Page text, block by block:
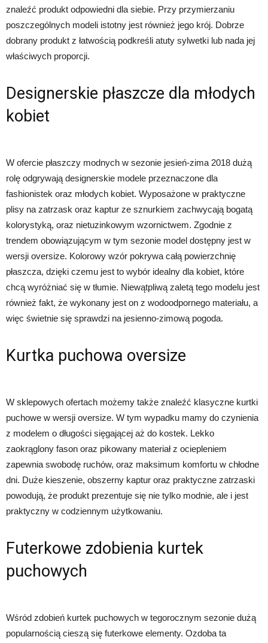
znaleźć produkt odpowiedni dla siebie. Przy przymierzaniu
poszczególnych modeli istotny jest również jego krój. Dobrze
dobrany produkt z łatwością podkreśli atuty sylwetki lub nada jej
właściwych proporcji.
Designerskie płaszcze dla młodych
kobiet
W ofercie płaszczy modnych w sezonie jesień-zima 2018 dużą
rolę odgrywają designerskie modele przeznaczone dla
fashionistek oraz młodych kobiet. Wyposażone w praktyczne
plisy na zatrzask oraz kaptur ze sznurkiem zachwycają bogatą
kolorystyką, oraz nietuzinkowym wzornictwem. Zgodnie z
trendem obowiązującym w tym sezonie model dostępny jest w
wersji oversize. Kolorowy wzór pokrywa całą powierzchnię
płaszcza, dzięki czemu jest to wybór idealny dla kobiet, które
chcą wyróżniać się w tłumie. Niewątpliwą zaletą tego modelu jest
również fakt, że wykonany jest on z wodoodpornego materiału, a
więc świetnie się sprawdzi na jesienno-zimową pogoda.
Kurtka puchowa oversize
W sklepowych ofertach możemy także znaleźć klasyczne kurtki
puchowe w wersji oversize. W tym wypadku mamy do czynienia
z modelem o długości sięgającej aż do kostek. Lekko
zaokrąglony fason oraz pikowany materiał z ociepleniem
zapewnia swobodę ruchów, oraz maksimum komfortu w chłodne
dni. Duże kieszenie, obszerny kaptur oraz praktyczne zatrzaski
powodują, że produkt prezentuje się nie tylko modnie, ale i jest
praktyczny w codziennym użytkowaniu.
Futerkowe zdobienia kurtek
puchowych
Wśród zdobień kurtek puchowych w tegorocznym sezonie dużą
popularnością cieszą się futerkowe elementy. Ozdoba ta